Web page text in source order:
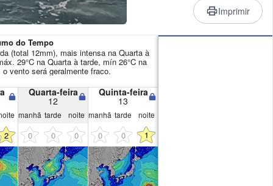
Imprimir
do Tempo
(total 12mm), mais intensa na Quarta à
29°C na Quarta à tarde, mín 26°C na
o vento será geralmente fraco.
Quarta-feira
12
Quinta-feira
13
manhã tarde noite manhã tarde noite
2 0 0 0 0 0 1